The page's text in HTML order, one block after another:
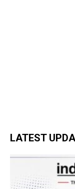
LATEST